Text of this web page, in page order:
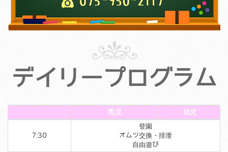
デイリープログラム
乳児 幼児
7:30
登園
オムツ交換・排泄
自由遊び